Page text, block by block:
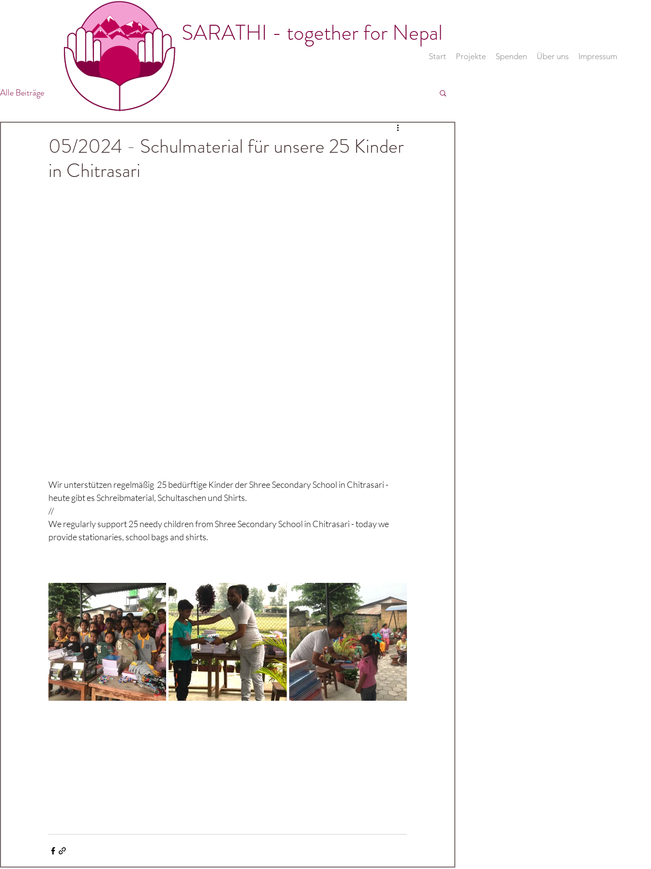
SARATHI - together for Nepal
Start Projekte Spenden Über uns Impressum
Alle Beiträge
05/2024 - Schulmaterial für unsere 25 Kinder
in Chitrasari
Wir unterstützen regelmäßig  25 bedürftige Kinder der Shree Secondary School in Chitrasari -
heute gibt es Schreibmaterial, Schultaschen und Shirts.
//
We regularly support 25 needy children from Shree Secondary School in Chitrasari - today we
provide stationaries, school bags and shirts.